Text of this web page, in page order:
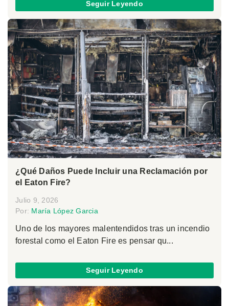
Seguir Leyendo
¿Qué Daños Puede Incluir una Reclamación por
el Eaton Fire?
Julio 9, 2026
Por: María López Garcia
Uno de los mayores malentendidos tras un incendio
forestal como el Eaton Fire es pensar qu...
Seguir Leyendo